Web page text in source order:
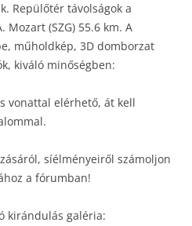
Repülőtér távolságok a
Mozart (SZG) 55.6 km. A
műholdkép, 3D domborzat
kiváló minőségben:
vonattal elérhető, át kell
síélményeiről számoljon
a fórumban!
kirándulás galéria: